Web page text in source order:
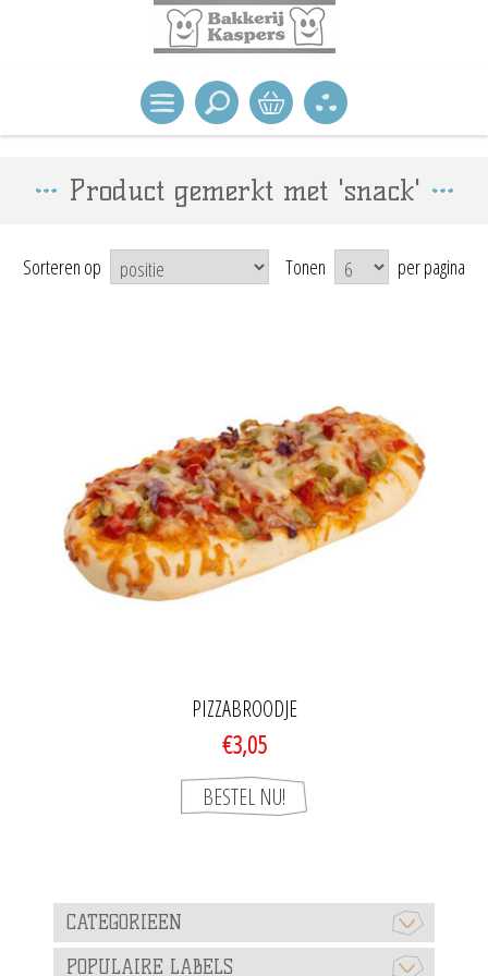
Product gemerkt met 'snack'
Sorteren op Tonen per pagina
PIZZABROODJE
€3,05
CATEGORIEEN
POPULAIRE LABELS